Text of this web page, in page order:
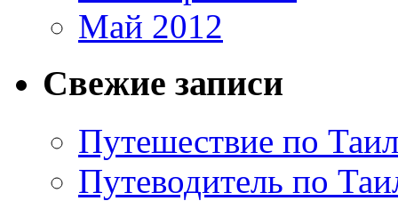
Май 2012
Свежие записи
Путешествие по
Путеводитель по